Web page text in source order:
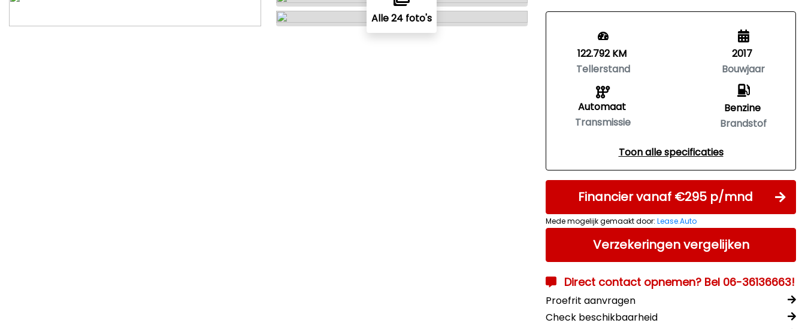
Alle 24 foto's
122.792 KM
Tellerstand
Automaat
Transmissie
2017
Bouwjaar
Benzine
Brandstof
Toon alle specificaties
Financier vanaf €295 p/mnd
Mede mogelijk gemaakt door: Lease.Auto
Verzekeringen vergelijken
Direct contact opnemen? Bel 06-36136663!
Proefrit aanvragen
Check beschikbaarheid